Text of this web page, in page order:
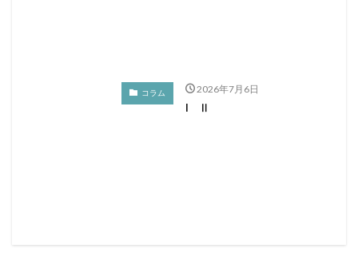
コラム 2026年7月6日
I Ⅱ